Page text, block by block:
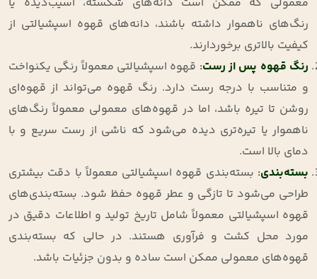
رنگ‌های ناهموار داشته باشند، دانه‌های قهوه اسپشیالتی از
کیفیت بالاتری برخوردارند.
رنگ قهوه پس از رست: قهوه اسپشیالتی معمولاً رنگی یکنواخت
و متناسب با درجه رست دارد. رنگ قهوه می‌تواند از قهوه‌ای
روشن تا تیره باشد، اما در قهوه‌های معمولی معمولاً رنگ‌های
ناهموار یا تیره‌تری دیده می‌شود که ناشی از رست سریع و با
دمای بالا است.
بسته‌بندی: بسته‌بندی قهوه اسپشیالتی معمولاً با دقت بیشتری
طراحی می‌شود تا تازگی و عطر قهوه حفظ شود. بسته‌بندی‌های
قهوه اسپشیالتی معمولاً شامل تاریخ تولید و اطلاعات دقیق در
مورد محل کشت و فرآوری هستند. در حالی که بسته‌بندی
قهوه‌های معمولی ممکن است ساده و بدون جزئیات باشد.